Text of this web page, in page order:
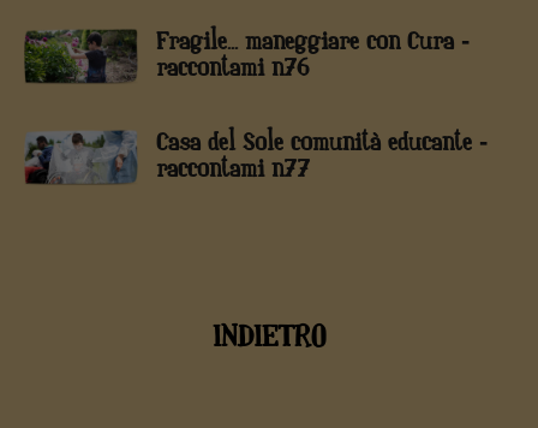
Fragile... maneggiare con Cura -
raccontami n76
Casa del Sole comunità educante -
raccontami n77
INDIETRO